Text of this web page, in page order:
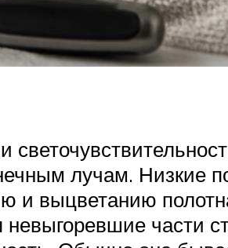
лучам. Низкие
и выцветанию
части